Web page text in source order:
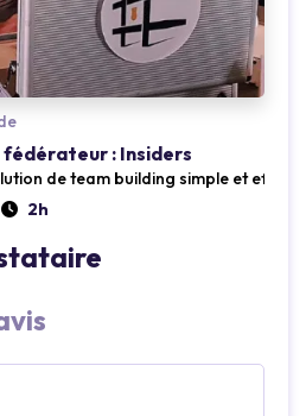
Loading...
fédérateur : Insiders
de team building simple et
2h